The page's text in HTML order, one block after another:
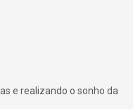
e realizando o sonho da